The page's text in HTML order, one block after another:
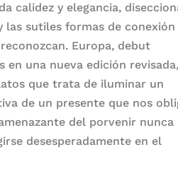
calidez y elegancia,
las sutiles formas de conexión
Europa, debut
una nueva edición
que trata de iluminar un
de un presente que nos
del porvenir nunca
desesperadamente en el